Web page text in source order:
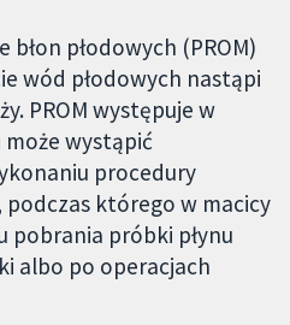
płodowych (PROM)
wód płodowych nastąpi
PROM występuje w
może wystąpić
procedury
podczas którego w macicy
pobrania próbki płynu
albo po operacjach